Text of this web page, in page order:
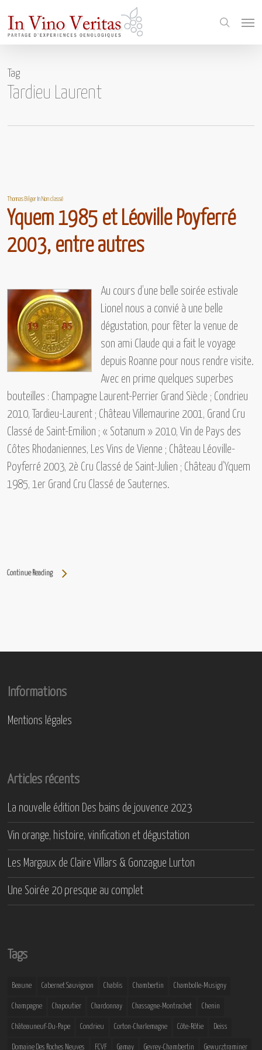
main
search
Tag
Tardieu Laurent
Thomas Bilger InNon classé
Yquem 1985 et Léoville Poyferré
2003, entre autres
Au cours d’une belle soirée estivale
Lionel nous a convié à une belle
dégustation, pour fêter la venue de
son ami Claude qui a fait le voyage
depuis Roanne pour nous rendre visite.
Avec en prime quelques superbes
bouteilles : Champagne Laurent-Perrier Grand Siècle ; Condrieu
2010, Tardieu-Laurent ; Château Villemaurine 2001, Grand Cru
Classé de Saint-Emilion ; « Sotanum » 2010, Vin de Pays des
Côtes Rhodaniennes, Les Vins de Vienne ; Château Léoville-
Poyferré 2003, 2è Cru Classé de Saint-Julien ; Château d’Yquem
1985, 1er Grand Cru Classé de Sauternes.
Continue Reading
Informations
Mentions légales
Articles récents
La nouvelle édition Des bains de jouvence 2023
Vin orange, histoire, vinification et dégustation
Les Margaux de Claire Villars & Gonzague Lurton
Une Soirée 20 presque au complet
Tags
Beaune Cabernet Sauvignon Chablis Chambertin Chambolle-Musigny
Champagne Chapoutier Chardonnay Chassagne-Montrachet Chenin
Châteauneuf-Du-Pape Condrieu Corton-Charlemagne Côte-Rôtie Deiss
Domaine Des Roches Neuves FCVF Gamay Gevrey-Chambertin Gewurztraminer